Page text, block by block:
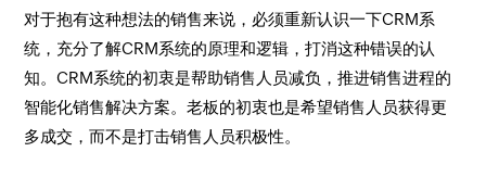
对于抱有这种想法的销售来说，必须重新认识一下CRM系
统，充分了解CRM系统的原理和逻辑，打消这种错误的认
知。CRM系统的初衷是帮助销售人员减负，推进销售进程的
智能化销售解决方案。老板的初衷也是希望销售人员获得更
多成交，而不是打击销售人员积极性。